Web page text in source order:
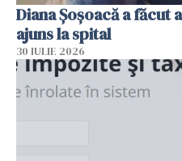
Diana Șoșoacă a
ajuns la spital
30 IULIE 2026